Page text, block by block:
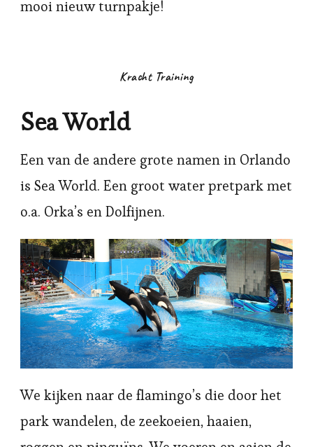
mooi nieuw turnpakje!
Kracht Training
Sea World
Een van de andere grote namen in Orlando
is Sea World. Een groot water pretpark met
o.a. Orka’s en Dolfijnen.
We kijken naar de flamingo’s die door het
park wandelen, de zeekoeien, haaien,